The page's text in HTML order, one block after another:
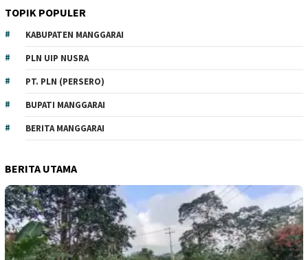
TOPIK POPULER
KABUPATEN MANGGARAI
PLN UIP NUSRA
PT. PLN (PERSERO)
BUPATI MANGGARAI
BERITA MANGGARAI
BERITA UTAMA